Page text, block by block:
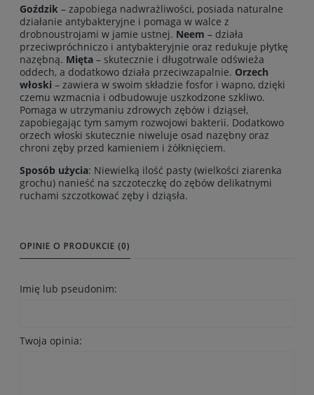
Goździk – zapobiega nadwrażliwości, posiada naturalne
działanie antybakteryjne i pomaga w walce z
drobnoustrojami w jamie ustnej. Neem – działa
przeciwpróchniczo i antybakteryjnie oraz redukuje płytkę
nazębną. Mięta – skutecznie i długotrwale odświeża
oddech, a dodatkowo działa przeciwzapalnie. Orzech
włoski – zawiera w swoim składzie fosfor i wapno, dzięki
czemu wzmacnia i odbudowuje uszkodzone szkliwo.
Pomaga w utrzymaniu zdrowych zębów i dziąseł,
zapobiegając tym samym rozwojowi bakterii. Dodatkowo
orzech włoski skutecznie niweluje osad nazębny oraz
chroni zęby przed kamieniem i żółknięciem.
Sposób użycia: Niewielką ilość pasty (wielkości ziarenka
grochu) nanieść na szczoteczkę do zębów delikatnymi
ruchami szczotkować zęby i dziąsła.
OPINIE O PRODUKCIE (0)
Imię lub pseudonim:
Twoja opinia: